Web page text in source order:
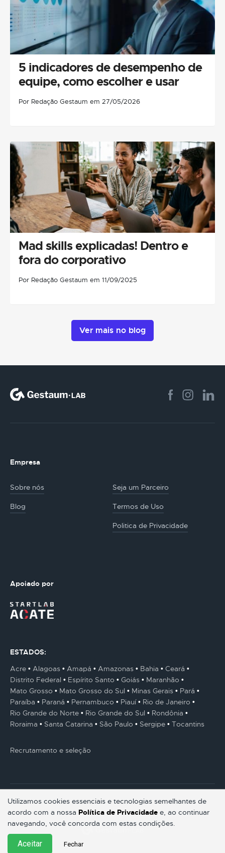
5 indicadores de desempenho de
equipe, como escolher e usar
Por Redação Gestaum em 27/05/2026
Mad skills explicadas! Dentro e
fora do corporativo
Por Redação Gestaum em 11/09/2025
Ver mais no blog
Utilizamos cookies essenciais e tecnologias semelhantes de
acordo com a nossa Política de Privacidade e, ao continuar
navegando, você concorda com estas condições.
Aceitar Fechar
Empresa
Sobre nós Seja um Parceiro
Blog Termos de Uso
Politica de Privacidade
Apoiado por
ESTADOS:
Acre
Alagoas Amapá Amazonas Bahia
Ceará
Distrito Federal
Espírito Santo Goiás
Maranhão
Mato Grosso
Mato Grosso do Sul Minas Gerais
Pará
Paraíba
Paraná Pernambuco Piauí
Rio de Janeiro
Rio Grande do Norte
Rio Grande do Sul
Rondônia
Roraima
Santa Catarina São Paulo Sergipe Tocantins
Recrutamento e seleção
© Gestaum Lab ® Todos os direitos reservados.